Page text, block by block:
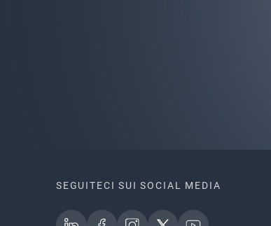
SEGUITECI SUI SOCIAL MEDIA